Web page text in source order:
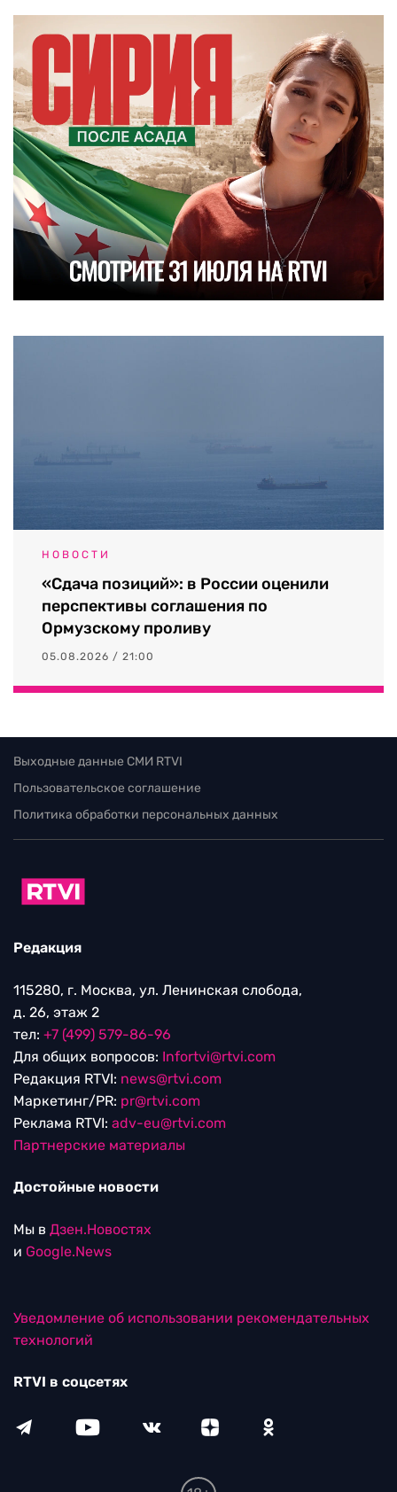
НОВОСТИ
«Сдача позиций»: в России оценили
перспективы соглашения по
Ормузскому проливу
05.08.2026 / 21:00
Выходные данные СМИ RTVI
Пользовательское соглашение
Политика обработки персональных данных
Редакция
115280, г. Москва, ул. Ленинская слобода,
д. 26, этаж 2
тел: +7 (499) 579-86-96
Для общих вопросов: Infortvi@rtvi.com
Редакция RTVI: news@rtvi.com
Маркетинг/PR: pr@rtvi.com
Реклама RTVI: adv-eu@rtvi.com
Партнерские материалы
Достойные новости
Мы в Дзен.Новостях
и Google.News
Уведомление об использовании рекомендательных
технологий
RTVI в соцсетях